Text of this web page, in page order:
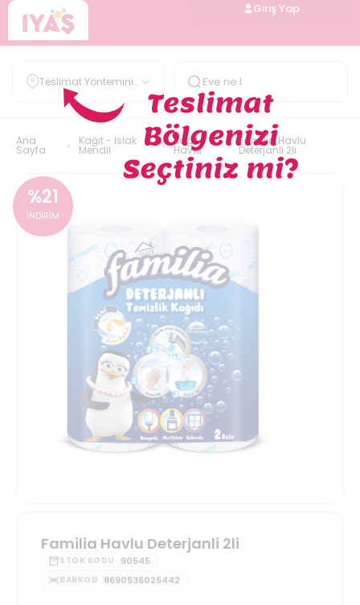
Giriş Yap
Teslimat Yöntemini
Belirle
Ana
Sayfa
Kağıt - Islak
Mendil
Kağıt
Havlu
Familia Havlu
Deterjanli 2li
%21
İNDİRİM
Familia Havlu Deterjanli 2li
STOK KODU 90545
BARKOD 8690536025442